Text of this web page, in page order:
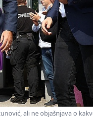
ali ne objašnjava o